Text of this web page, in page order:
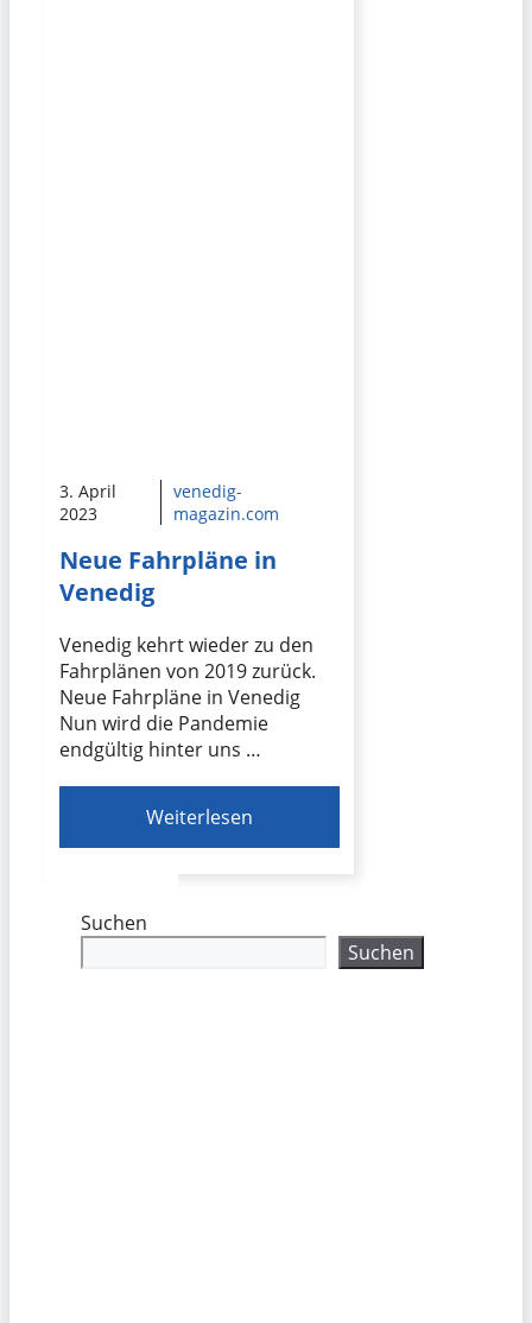
3. April
2023
venedig-
magazin.com
Neue Fahrpläne in
Venedig
Venedig kehrt wieder zu den
Fahrplänen von 2019 zurück.
Neue Fahrpläne in Venedig
Nun wird die Pandemie
endgültig hinter uns …
Weiterlesen
Suchen
Suchen